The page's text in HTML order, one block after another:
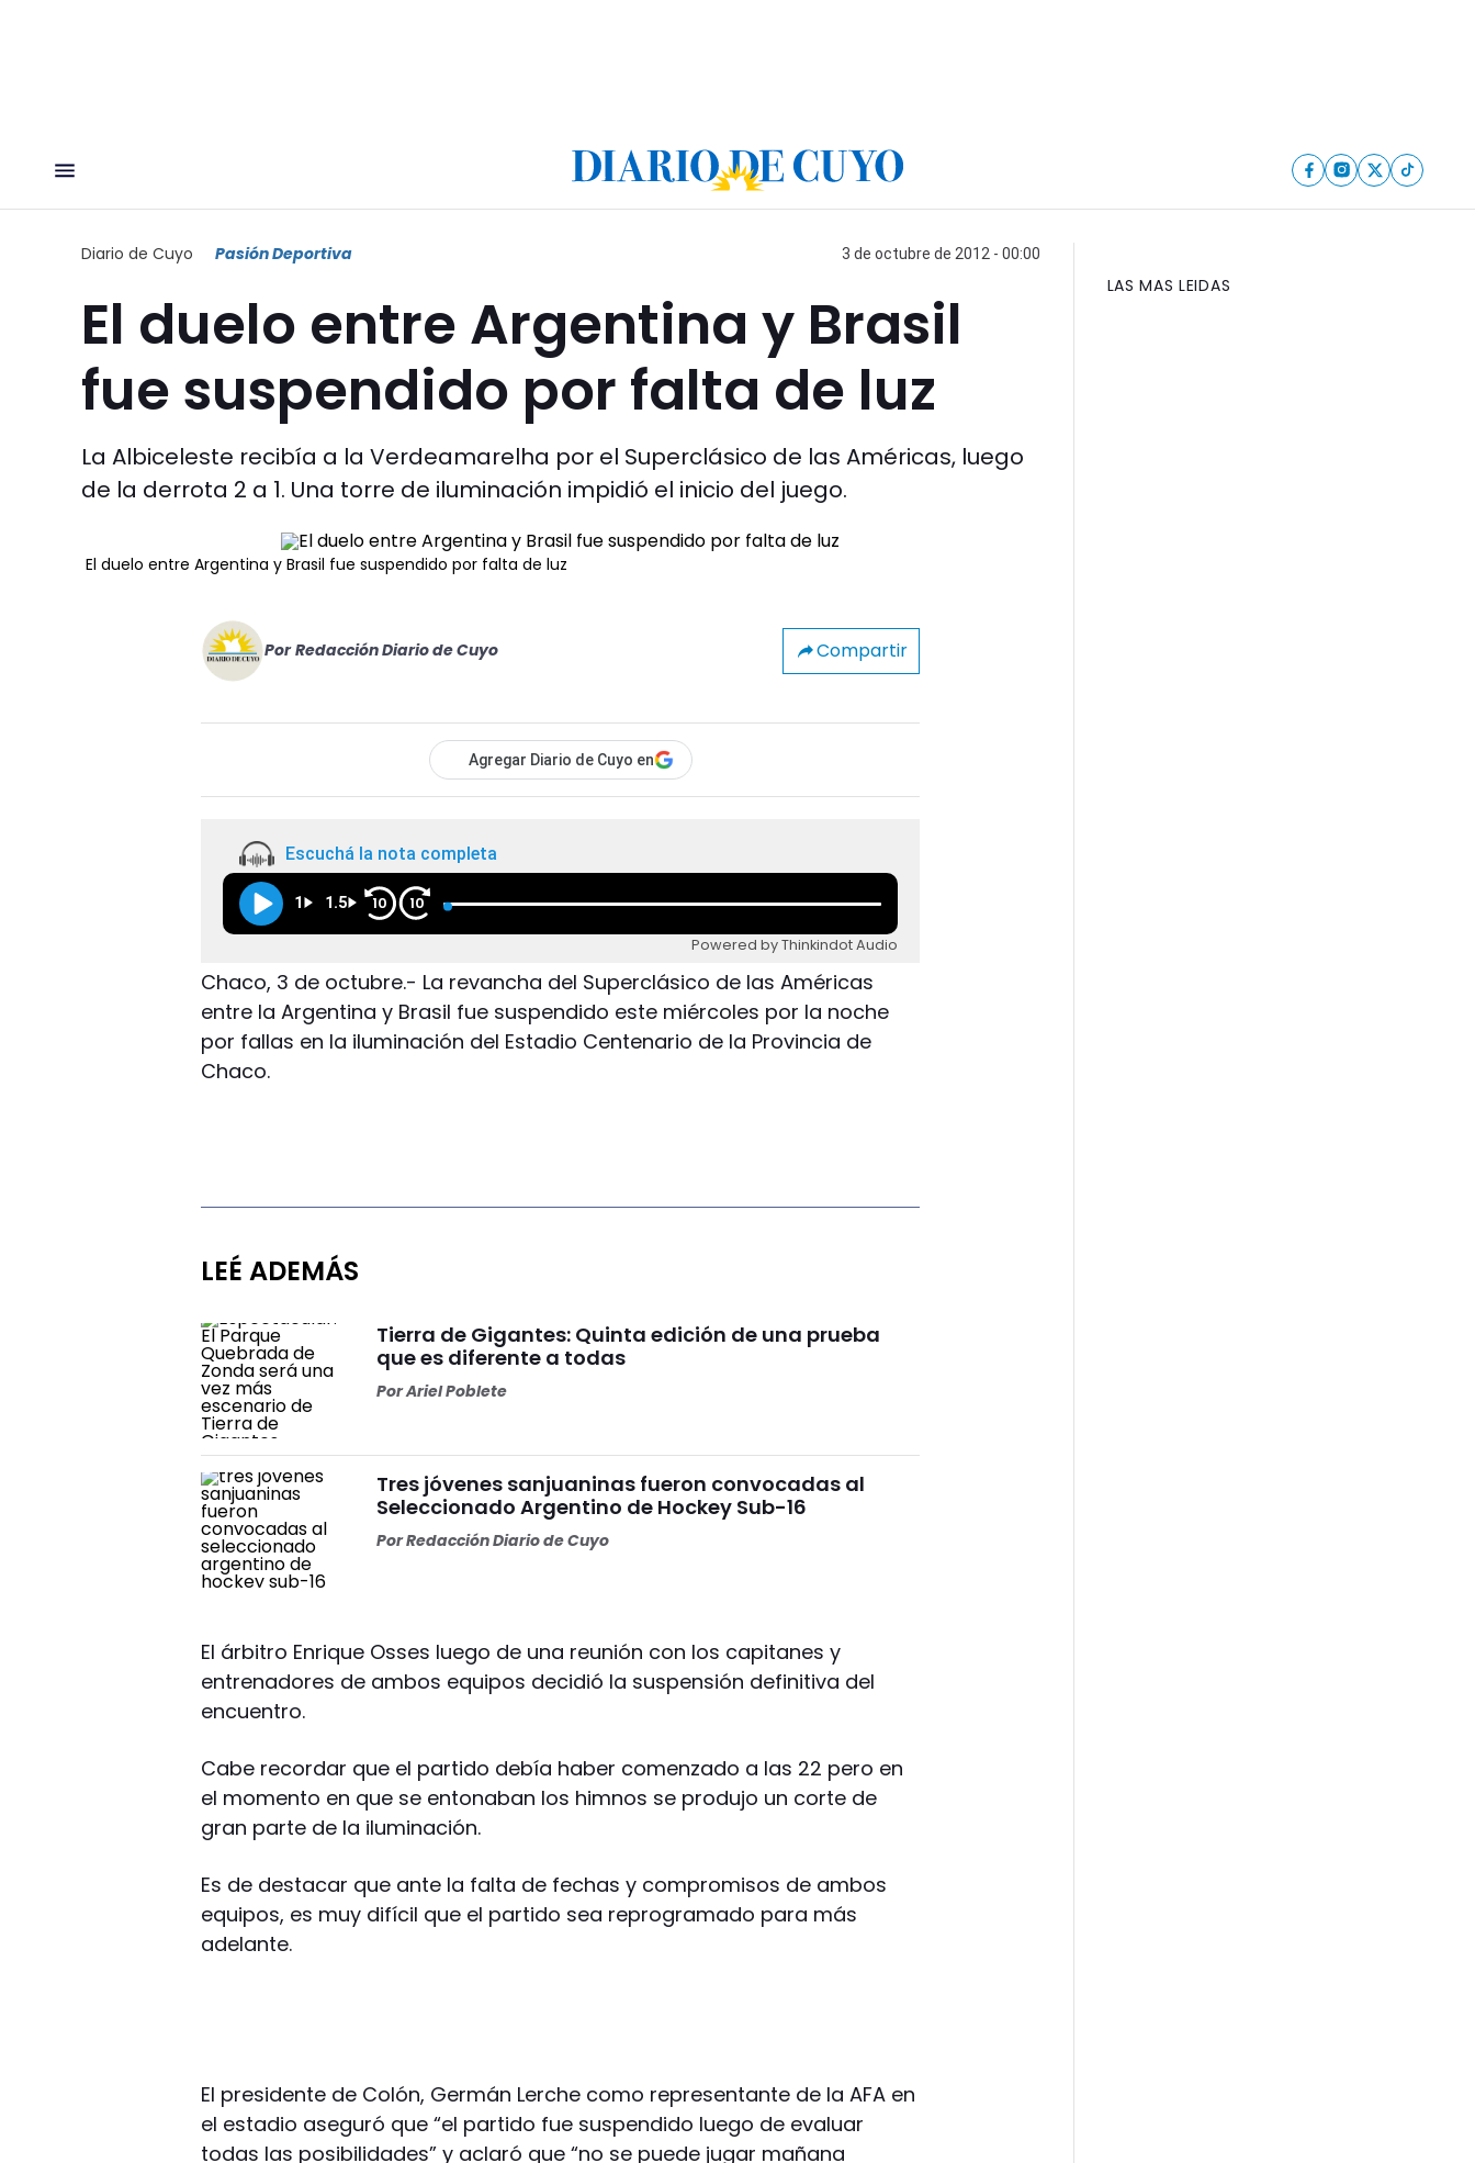
Diario de Cuyo Pasión Deportiva 3 de octubre de 2012 - 00:00
El duelo entre Argentina y Brasil
fue suspendido por falta de luz
La Albiceleste recibía a la Verdeamarelha por el Superclásico de las Américas, luego
de la derrota 2 a 1. Una torre de iluminación impidió el inicio del juego.
El duelo entre Argentina y Brasil fue suspendido por falta de luz
Por Redacción Diario de Cuyo Compartir
Agregar Diario de Cuyo en
Escuchá la nota completa
1 1.5 10 10
Powered by Thinkindot Audio
Chaco, 3 de octubre.- La revancha del Superclásico de las Américas
entre la Argentina y Brasil fue suspendido este miércoles por la noche
por fallas en la iluminación del Estadio Centenario de la Provincia de
Chaco.
LEÉ ADEMÁS
Tierra de Gigantes: Quinta edición de una prueba
que es diferente a todas
PorAriel Poblete
Tres jóvenes sanjuaninas fueron convocadas al
Seleccionado Argentino de Hockey Sub-16
PorRedacción Diario de Cuyo
El árbitro Enrique Osses luego de una reunión con los capitanes y
entrenadores de ambos equipos decidió la suspensión definitiva del
encuentro.
Cabe recordar que el partido debía haber comenzado a las 22 pero en
el momento en que se entonaban los himnos se produjo un corte de
gran parte de la iluminación.
Es de destacar que ante la falta de fechas y compromisos de ambos
equipos, es muy difícil que el partido sea reprogramado para más
adelante.
El presidente de Colón, Germán Lerche como representante de la AFA en
el estadio aseguró que “el partido fue suspendido luego de evaluar
todas las posibilidades” y aclaró que “no se puede jugar mañana
LAS MAS LEIDAS